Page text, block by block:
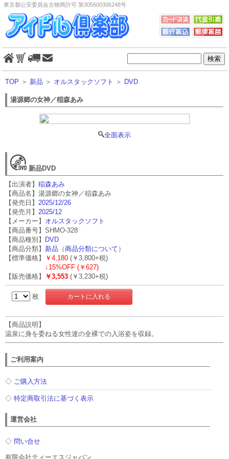
東京都公安委員会古物商許可 第305600306248号
TOP ＞ 新品 ＞ オルスタックソフト ＞ DVD
湯源郷の女神／稲森あみ
全面表示
新品DVD
【出演者】稲森あみ
【商品名】湯源郷の女神／稲森あみ
【発売日】2025/12/26
【発売月】2025/12
【メーカー】 オルスタックソフト
【商品番号】SHMO-328
【商品種別】
DVD
【商品分類】 新品 （商品分類について ）
【標準価格】
￥4,180 (￥3,800+税)
↓ 15%OFF (￥627)
【販売価格】
￥3,553 (￥3,230+税)
枚
【商品説明】
温泉に身を委ねる女性達の全裸での入浴姿を収録。
ご利用案内
◇ ご購入方法
◇特定商取引法に基づく表示
運営会社
◇ 問い合せ
有限会社ティーエスジャパン